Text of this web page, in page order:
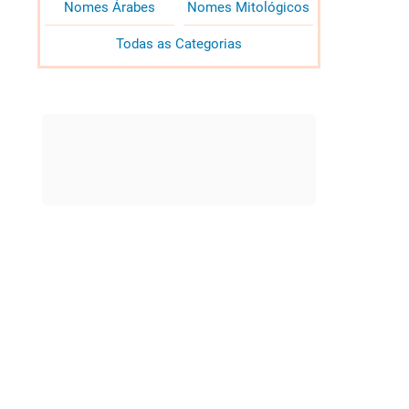
Nomes Árabes Nomes Mitológicos
Todas as Categorias